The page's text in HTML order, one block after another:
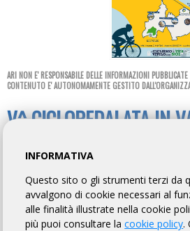
ARI NON E' RESPONSABILE DELLE INFORMAZIONI
CONTENUTO E' AUTONOMAMENTE GESTITO
V^ CICLOPEDALATA IN
BICI CLUB OSTUNI
TORNA AL BREVETTO
INFORMATIVA
Questo sito o gli strumenti terzi da
avvalgono di cookie necessari al
alle finalità illustrate nella cookie
più puoi consultare lacookie policy.